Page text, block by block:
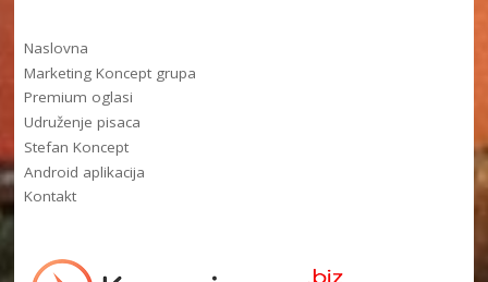
Naslovna
Marketing Koncept grupa
Premium oglasi
Udruženje pisaca
Stefan Koncept
Android aplikacija
Kontakt